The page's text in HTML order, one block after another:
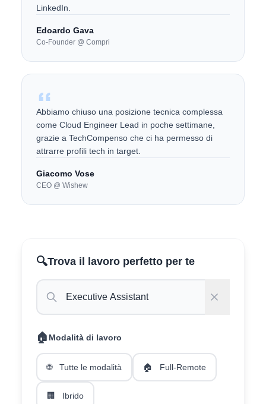
LinkedIn.
Edoardo Gava
Co-Founder @ Compri
Abbiamo chiuso una posizione tecnica complessa
come Cloud Engineer Lead in poche settimane,
grazie a TechCompenso che ci ha permesso di
attrarre profili tech in target.
Giacomo Vose
CEO @ Wishew
🔍Trova il lavoro perfetto per te
🏠 Modalità di lavoro
🌐 Tutte le modalità 🏠 Full-Remote
🏢 Ibrido